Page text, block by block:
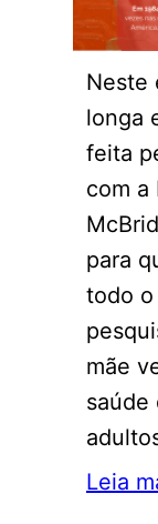
Neste
longa
feita
com a
para
todo o
mãe
saúde
Leia